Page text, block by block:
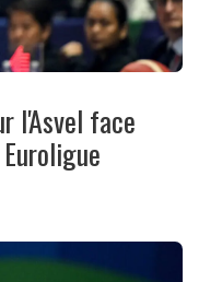
l'Asvel face